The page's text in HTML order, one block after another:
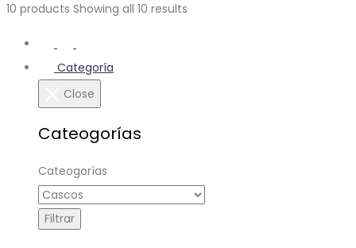
10 products Showing all 10 results
Categoría
Close
Cateogorías
Cateogorías